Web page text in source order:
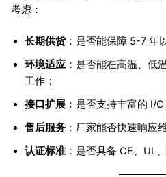
考虑：
长期供货：是否能保障 5-7 年
环境适应：是否能在高温、低
工作；
接口扩展：是否支持丰富的 I/O
售后服务：厂家能否快速响应
认证标准：是否具备 CE、UL